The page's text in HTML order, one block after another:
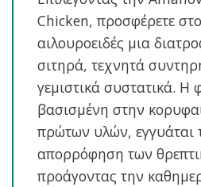
Chicken, προσφέρετε
αιλουροειδές μια
σιτηρά, τεχνητά
γεμιστικά συστατικά. Η
βασισμένη στην
πρώτων υλών, εγγυάται
απορρόφηση των
προάγοντας την